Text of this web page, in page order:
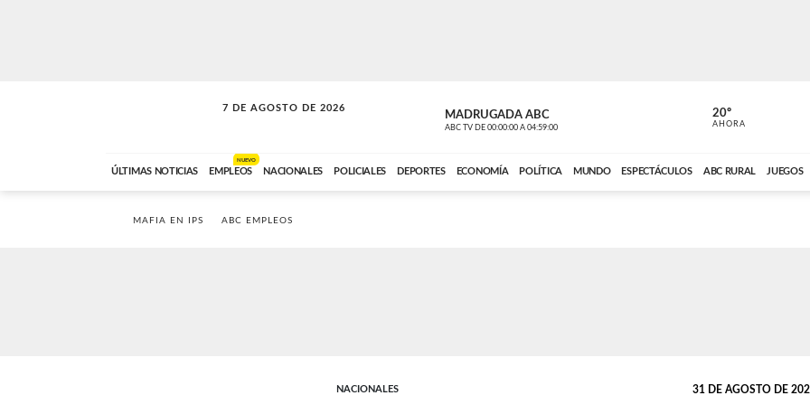
7 DE AGOSTO DE 2026
SOLO MÚSICA MADRUGADA ABC
ABC TV DE 00:00:00 A 04:59:00 ABC CARDINAL
20º
AHORA
ÚLTIMAS NOTICIAS EMPLEOS
NUEVO
NACIONALES POLICIALES DEPORTES ECONOMÍA POLÍTICA MUNDO ESPECTÁCULOS ABC RURAL JUEGOS
MAFIA EN IPS ABC EMPLEOS
NACIONALES 31 DE AGOSTO DE